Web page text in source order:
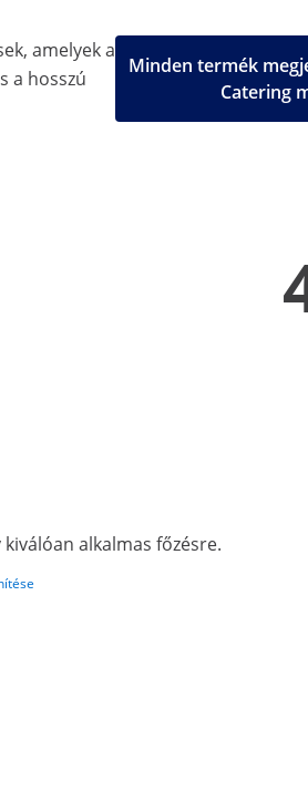
amelyek a
a hosszú
Minden termék
Catering
kiválóan alkalmas főzésre.